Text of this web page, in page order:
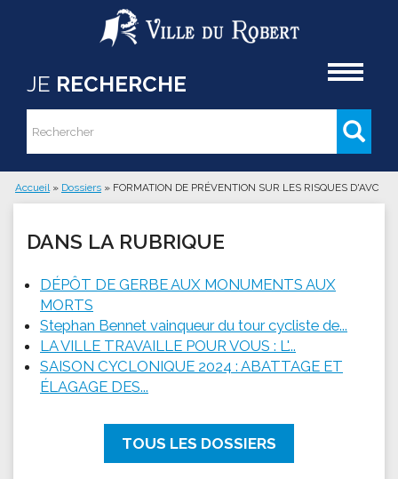
Aller au contenu principal
JE RECHERCHE
Formulaire de recherche
Rechercher
Vous êtes ici
Accueil » Dossiers » FORMATION DE PRÉVENTION SUR LES RISQUES D'AVC
DANS LA RUBRIQUE
DÉPÔT DE GERBE AUX MONUMENTS AUX
MORTS
Stephan Bennet vainqueur du tour cycliste de...
LA VILLE TRAVAILLE POUR VOUS : L'...
SAISON CYCLONIQUE 2024 : ABATTAGE ET
ÉLAGAGE DES...
TOUS LES DOSSIERS